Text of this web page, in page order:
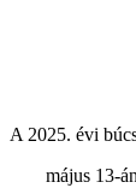
A 2025. évi
május 13-